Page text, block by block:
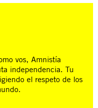
vos, Amnistía
independencia. Tu
el respeto de los